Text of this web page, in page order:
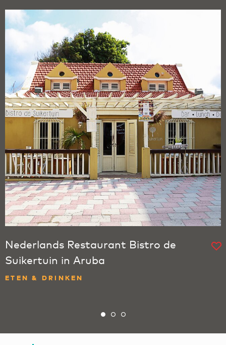
Nederlands Restaurant Bistro de
Suikertuin in Aruba
ETEN & DRINKEN